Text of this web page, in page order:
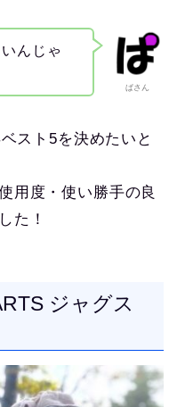
ぱさん
んじゃ
スト5を決めたいと
用度・使い勝手の良
た！
ジャグス